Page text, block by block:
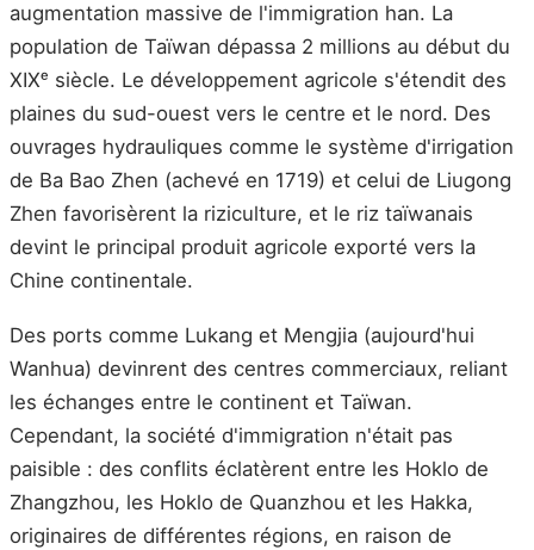
augmentation massive de l'immigration han. La
population de Taïwan dépassa 2 millions au début du
XIXᵉ siècle. Le développement agricole s'étendit des
plaines du sud-ouest vers le centre et le nord. Des
ouvrages hydrauliques comme le système d'irrigation
de Ba Bao Zhen (achevé en 1719) et celui de Liugong
Zhen favorisèrent la riziculture, et le riz taïwanais
devint le principal produit agricole exporté vers la
Chine continentale.
Des ports comme Lukang et Mengjia (aujourd'hui
Wanhua) devinrent des centres commerciaux, reliant
les échanges entre le continent et Taïwan.
Cependant, la société d'immigration n'était pas
paisible : des conflits éclatèrent entre les Hoklo de
Zhangzhou, les Hoklo de Quanzhou et les Hakka,
originaires de différentes régions, en raison de